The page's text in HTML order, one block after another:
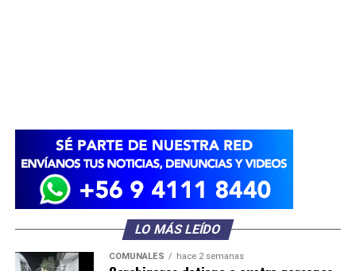
LO MÁS LEÍDO
COMUNALES hace 2 semanas